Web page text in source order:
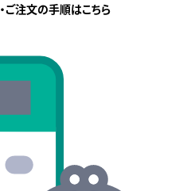
ご注文の手順はこちら